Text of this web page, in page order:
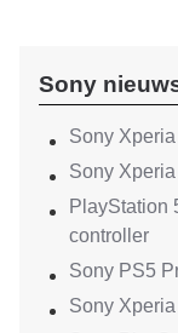
Sony
Sony
Sony
PlayStation
controller
Sony PS5
Sony